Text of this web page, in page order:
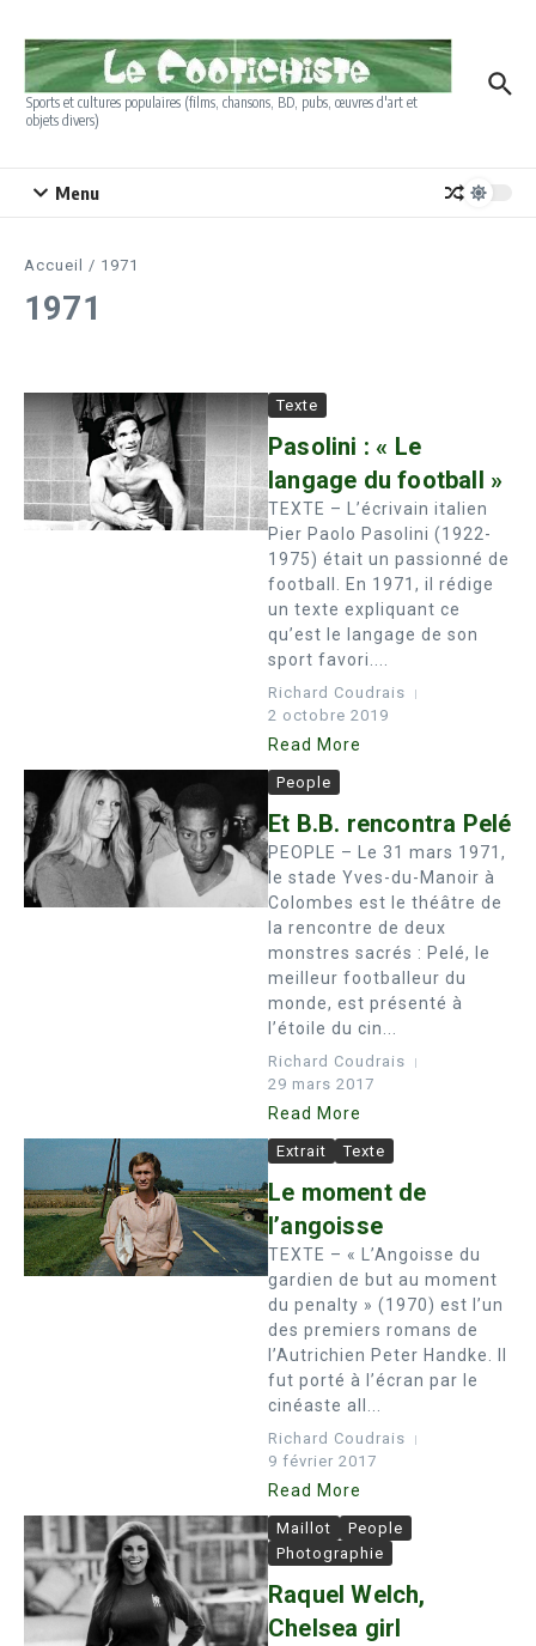
Sports et cultures populaires (films, chansons, BD, pubs, œuvres d'art et
objets divers)
Menu
Accueil / 1971
1971
Texte
Pasolini : « Le
langage du football »
TEXTE – L’écrivain italien
Pier Paolo Pasolini (1922-
1975) était un passionné de
football. En 1971, il rédige
un texte expliquant ce
qu’est le langage de son
sport favori....
Richard Coudrais
2 octobre 2019
Read More
People
Et B.B. rencontra Pelé
PEOPLE – Le 31 mars 1971,
le stade Yves-du-Manoir à
Colombes est le théâtre de
la rencontre de deux
monstres sacrés : Pelé, le
meilleur footballeur du
monde, est présenté à
l’étoile du cin...
Richard Coudrais
29 mars 2017
Read More
Extrait Texte
Le moment de
l’angoisse
TEXTE – « L’Angoisse du
gardien de but au moment
du penalty » (1970) est l’un
des premiers romans de
l’Autrichien Peter Handke. Il
fut porté à l’écran par le
cinéaste all...
Richard Coudrais
9 février 2017
Read More
Maillot
People
Photographie
Raquel Welch,
Chelsea girl